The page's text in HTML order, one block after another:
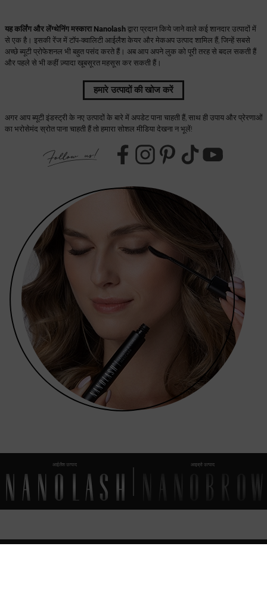
यह कर्लिंग और लेंग्थेनिंग मस्कारा Nanolashद्वारा प्रदान किये जाने वाले कई शानदार उत्पादों में
से एक है। इसकी रेंज में टॉप-क्वालिटी आईलैश केयर और मेकअप उत्पाद शामिल हैं, जिन्हें सबसे
अच्छे ब्यूटी प्रोफेशनल भी बहुत पसंद करते हैं। अब आप अपने लुक को पूरी तरह से बदल सकती हैं
और पहले से भी कहीं ज़्यादा खूबसूरत महसूस कर सकती हैं।
हमारे उत्पादों की खोज करें
अगर आप ब्यूटी इंडस्ट्री के नए उत्पादों के बारे में अपडेट पाना चाहती हैं, साथ ही उपाय और प्रेरणाओं
का भरोसेमंद स्रोत पाना चाहती हैं तो हमारा सोशल मीडिया देखना न भूलें!
आईलैश उत्पाद आइब्रो उत्पाद